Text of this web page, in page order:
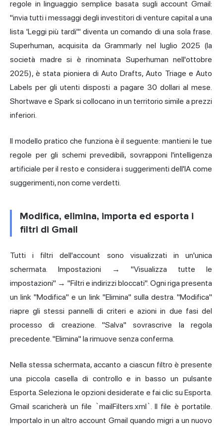
regole in linguaggio semplice basata sugli account Gmail:
"invia tutti i messaggi degli investitori di venture capital a una
lista 'Leggi più tardi'" diventa un comando di una sola frase.
Superhuman, acquisita da Grammarly nel luglio 2025 (la
società madre si è rinominata Superhuman nell'ottobre
2025), è stata pioniera di Auto Drafts, Auto Triage e Auto
Labels per gli utenti disposti a pagare 30 dollari al mese.
Shortwave e Spark si collocano in un territorio simile a prezzi
inferiori.
Il modello pratico che funziona è il seguente: mantieni le tue
regole per gli schemi prevedibili, sovrapponi l'intelligenza
artificiale per il resto e considera i suggerimenti dell'IA come
suggerimenti, non come verdetti.
Modifica, elimina, importa ed esporta i
filtri di Gmail
Tutti i filtri dell'account sono visualizzati in un'unica
schermata. Impostazioni → "Visualizza tutte le
impostazioni" → "Filtri e indirizzi bloccati". Ogni riga presenta
un link "Modifica" e un link "Elimina" sulla destra. "Modifica"
riapre gli stessi pannelli di criteri e azioni in due fasi del
processo di creazione. "Salva" sovrascrive la regola
precedente. "Elimina" la rimuove senza conferma.
Nella stessa schermata, accanto a ciascun filtro è presente
una piccola casella di controllo e in basso un pulsante
Esporta. Seleziona le opzioni desiderate e fai clic su Esporta.
Gmail scaricherà un file `mailFilters.xml`. Il file è portatile.
Importalo in un altro account Gmail quando migri a un nuovo